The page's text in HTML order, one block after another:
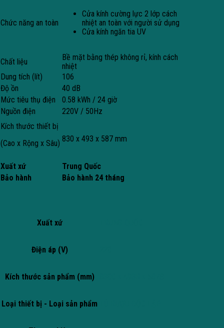
Chức năng an toàn
Cửa kính cường lực 2 lớp cách
nhiệt an toàn với người sử dụng
Cửa kính ngăn tia UV
Chất liệu
Bề mặt bằng thép không rỉ, kính cách
nhiệt
Dung tích (lít)
106
Độ ồn
40 dB
Mức tiêu thụ điện
0.58 kWh / 24 giờ
Nguồn điện
220V / 50Hz
Kích thước thiết bị
(Cao x Rộng x Sâu) 830 x 493 x 587 mm
Xuất xứ
Trung Quốc
Bảo hành
Bảo hành 24 tháng
Xuất xứ
Điện áp (V)
Kích thước sản phẩm (mm)
Loại thiết bị - Loại sản phẩm